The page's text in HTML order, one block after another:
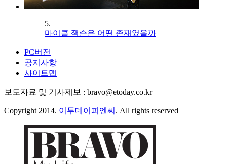
5.
마이클 잭슨은 어떤 존재였을까
PC버전
공지사항
사이트맵
보도자료 및 기사제보 : bravo@etoday.co.kr
Copyright 2014. 이투데이피엔씨 . All rights reserved